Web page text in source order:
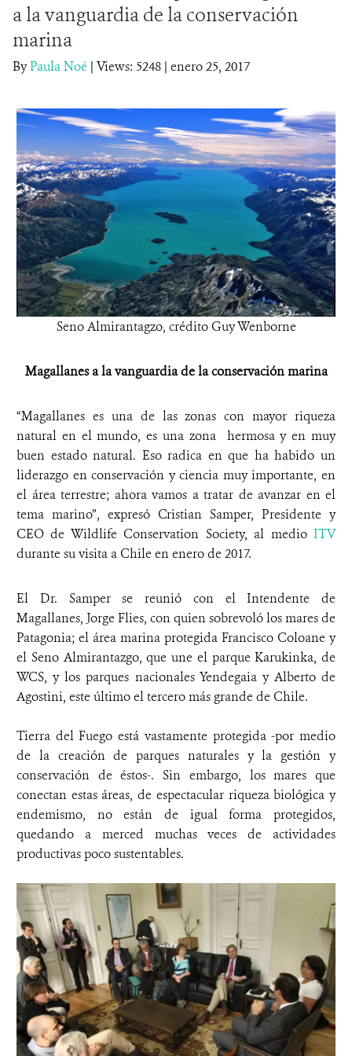
DONA
a la vanguardia de la conservación
marina
ByPaula Noé | Views: 5248 | enero 25, 2017
Seno Almirantagzo, crédito Guy Wenborne
Magallanes a la vanguardia de la conservación marina
“Magallanes es una de las zonas con mayor riqueza
natural en el mundo, es una zona hermosa y en muy
buen estado natural. Eso radica en que ha habido un
liderazgo en conservación y ciencia muy importante, en
el área terrestre; ahora vamos a tratar de avanzar en el
tema marino”, expresó Cristian Samper, Presidente y
CEO de Wildlife Conservation Society, al medio ITV
durante su visita a Chile en enero de 2017.
El Dr. Samper se reunió con el Intendente de
Magallanes, Jorge Flies, con quien sobrevoló los mares de
Patagonia; el área marina protegida Francisco Coloane y
el Seno Almirantazgo, que une el parque Karukinka, de
WCS, y los parques nacionales Yendegaia y Alberto de
Agostini, este último el tercero más grande de Chile.
Tierra del Fuego está vastamente protegida -por medio
de la creación de parques naturales y la gestión y
conservación de éstos-. Sin embargo, los mares que
conectan estas áreas, de espectacular riqueza biológica y
endemismo, no están de igual forma protegidos,
quedando a merced muchas veces de actividades
productivas poco sustentables.